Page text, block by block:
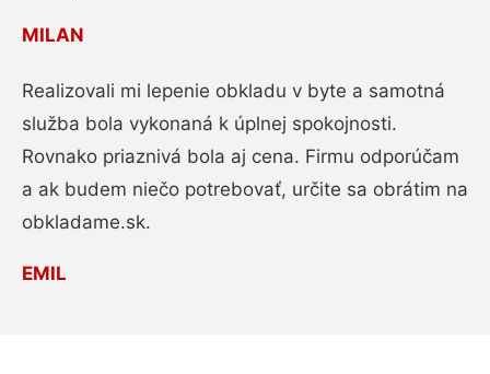
MILAN
Realizovali mi lepenie obkladu v byte a samotná
služba bola vykonaná k úplnej spokojnosti.
Rovnako priaznivá bola aj cena. Firmu odporúčam
a ak budem niečo potrebovať, určite sa obrátim na
obkladame.sk.
EMIL